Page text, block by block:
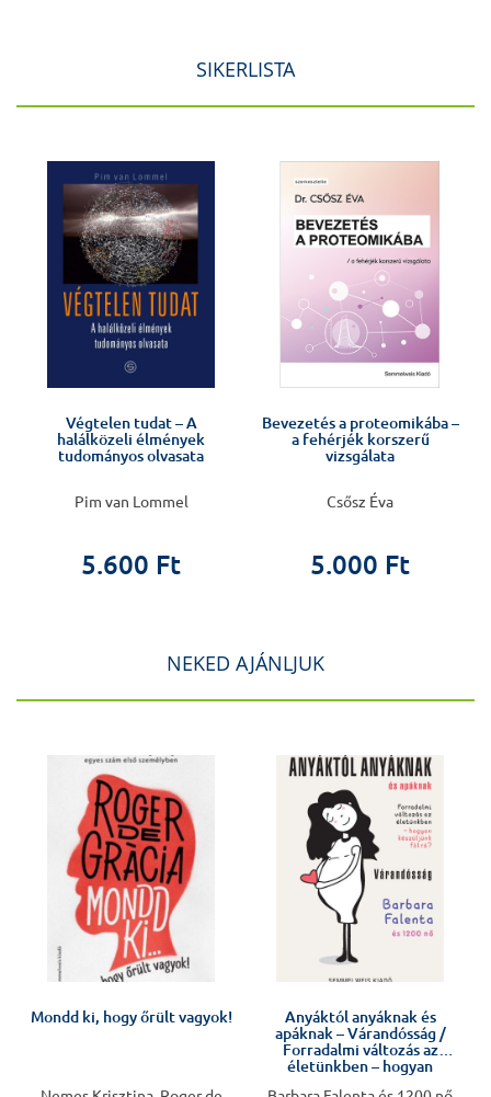
SIKERLISTA
Végtelen tudat – A
halálközeli élmények
tudományos olvasata
Pim van Lommel
5.600 Ft
Bevezetés a proteomikába –
a fehérjék korszerű
vizsgálata
Csősz Éva
5.000 Ft
NEKED AJÁNLJUK
Mondd ki, hogy őrült vagyok!
Anyáktól anyáknak és
apáknak – Várandósság /
Forradalmi változás az
életünkben – hogyan